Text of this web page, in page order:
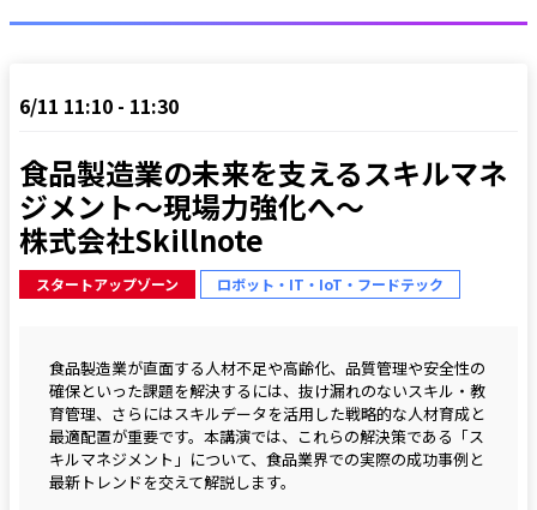
6/11 11:10 - 11:30
食品製造業の未来を支えるスキルマネ
ジメント～現場力強化へ～
株式会社Skillnote
スタートアップゾーン ロボット・IT・IoT・フードテック
食品製造業が直面する人材不足や高齢化、品質管理や安全性の
確保といった課題を解決するには、抜け漏れのないスキル・教
育管理、さらにはスキルデータを活用した戦略的な人材育成と
最適配置が重要です。本講演では、これらの解決策である「ス
キルマネジメント」について、食品業界での実際の成功事例と
最新トレンドを交えて解説します。